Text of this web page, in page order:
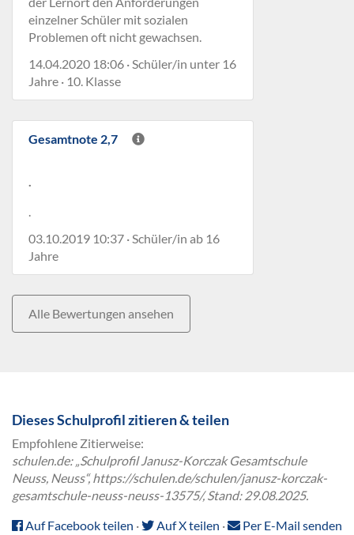
einzelner Schüler mit sozialen
Problemen oft nicht gewachsen.
14.04.2020 18:06 · Schüler/in unter 16
Jahre · 10. Klasse
Gesamtnote 2,7
.
.
03.10.2019 10:37 · Schüler/in ab 16
Jahre
Alle Bewertungen ansehen
Dieses Schulprofil zitieren & teilen
Empfohlene Zitierweise:
schulen.de: „Schulprofil Janusz-Korczak Gesamtschule
Neuss, Neuss“, https://schulen.de/schulen/janusz-korczak-
gesamtschule-neuss-neuss-13575/, Stand: 29.08.2025.
Auf Facebook teilen · Auf X teilen · Per E-Mail senden